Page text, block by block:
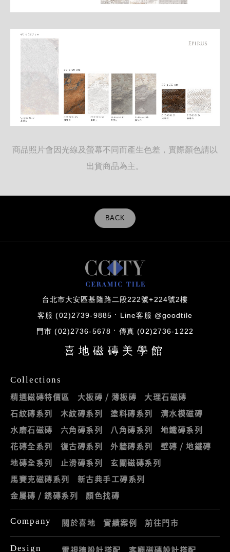
商品照片會因光線及螢幕不同而產生色差，實際顏色請以
出貨商品為主。
BACK
台北市大安區基隆路二段222號+224號2樓
客服 (02)2739-9885 Line客服 @goodtile
門市 (02)2736-5678 傳真 (02)2736-1222
喜地磁磚美學館
Collections
精選磁磚特價區 大板磚 / 薄板磚
大理石磁磚
石紋磚系列
木紋磚系列 塗料磚系列
清水模磁磚
水磨石磁磚
六角磚系列 八角磚系列
地鐵磚系列
花磚全系列
復古磚系列 外牆磚系列
壁磚 / 地鐵磚
地磚全系列
止滑磚系列
玄關磁磚系列
馬賽克磁磚系列
新古典手工磚系列
金屬磚 / 銹磚系列
顏色找磚
Company 關於喜地 實績案例 前往門市
Design